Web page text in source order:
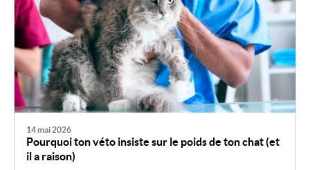
14 mai 2026
Pourquoi ton véto insiste sur le poids de ton chat (et
il a raison)